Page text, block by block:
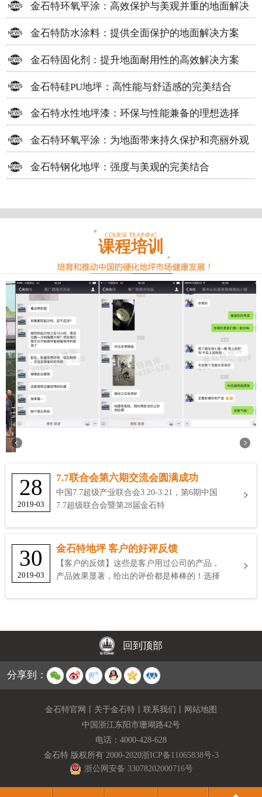
金石特环氧平涂：高效保护与美观并重的地面解决
方案
金石特防水涂料：提供全面保护的地面解决方案
金石特固化剂：提升地面耐用性的高效解决方案
金石特硅PU地坪：高性能与舒适感的完美结合
金石特水性地坪漆：环保与性能兼备的理想选择
金石特环氧平涂：为地面带来持久保护和亮丽外观
金石特钢化地坪：强度与美观的完美结合
课程培训
28
2019-03
7.7联合会第六期交流会圆满成功
中国7.7超级产业联合会3.20-3.21，第6期中国
7.7超级联合会暨第28届金石特
30
2019-03
金石特地坪 客户的好评反馈
【客户的反馈】这些是客户用过公司的产品，
产品效果显著，给出的评价都是棒棒的！选择
回到顶部
分享到：
金石特官网 关于金石特 联系我们
网站地图
中国浙江东阳市珊瑚路42号
电话： 4000-428-628
金石特 版权所有 2000-2020浙ICP备11065838号-3
浙公网安备 33078202000716号